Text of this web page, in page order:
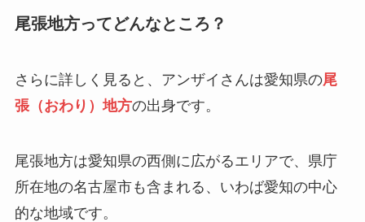
尾張地方ってどんなところ？
さらに詳しく見ると、アンザイさんは愛知県の尾
張（おわり）地方の出身です。
尾張地方は愛知県の西側に広がるエリアで、県庁
所在地の名古屋市も含まれる、いわば愛知の中心
的な地域です。